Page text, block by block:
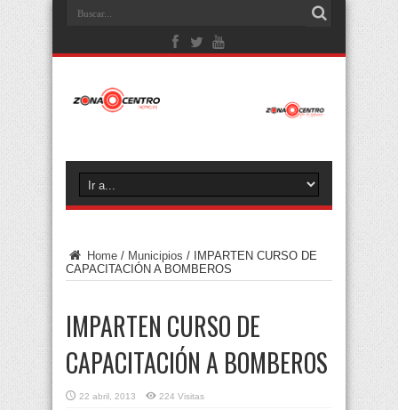
Home / Municipios /
IMPARTEN CURSO DE
CAPACITACIÓN A BOMBEROS
IMPARTEN CURSO DE
CAPACITACIÓN A BOMBEROS
22 abril, 2013 224 Visitas